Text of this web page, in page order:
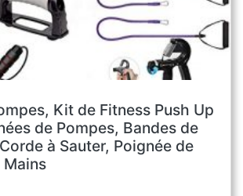
Kit de Fitness Push Up
de Pompes, Bandes de
à Sauter, Poignée de